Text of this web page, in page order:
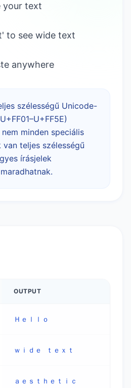
your text
to see wide text
anywhere
szélességű Unicode-
minden speciális
van teljes szélességű
írásjelek
OUTPUT
Ｈｅｌｌｏ
ｗｉｄｅ ｔｅｘｔ
ａｅｓｔｈｅｔｉｃ